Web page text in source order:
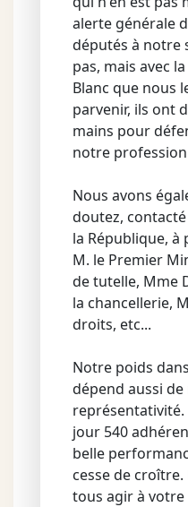
alerte générale
députés à notre
pas, mais avec
Blanc que nous
parvenir, ils ont
mains pour
notre
Nous avons
doutez,
la République, à
M. le Premier
de tutelle, Mme
la chancellerie,
droits, etc...
Notre poids
dépend aussi
représentativité.
jour 540
belle
cesse de
tous agir à votre